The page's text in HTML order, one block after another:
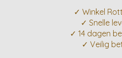
✓ Winkel
✓ Snelle
✓ 14 dagen
✓ Veilig